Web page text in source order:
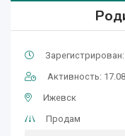
Активность:
Ижевск
Продам